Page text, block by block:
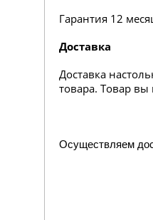
Гарантия 12
Доставка
Доставка
товара. Товар
Осуществляем